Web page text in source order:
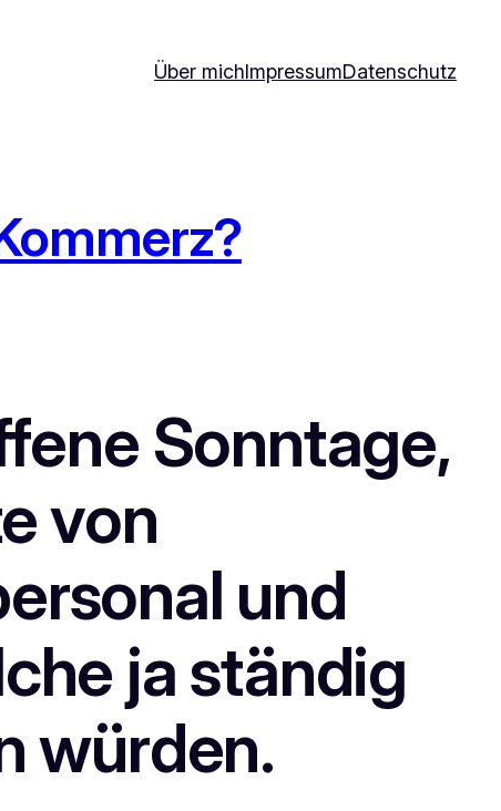
Über michImpressumDatenschutz
Sonntage,
von
und
ja ständig
würden.